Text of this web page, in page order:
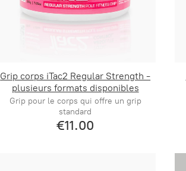
Grip corps iTac2 Regular Strength -
plusieurs formats disponibles
Grip pour le corps qui offre un grip
standard
€11.00